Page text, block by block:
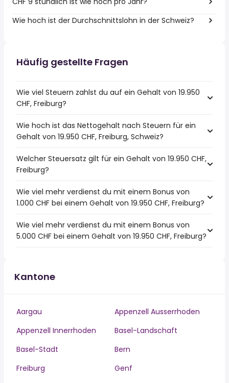
Wie hoch ist der Durchschnittslohn in der Schweiz?
Häufig gestellte Fragen
Wie viel Steuern zahlst du auf ein Gehalt von 19.950
CHF, Freiburg?
Wie hoch ist das Nettogehalt nach Steuern für ein
Gehalt von 19.950 CHF, Freiburg, Schweiz?
Welcher Steuersatz gilt für ein Gehalt von 19.950 CHF,
Freiburg?
Wie viel mehr verdienst du mit einem Bonus von
1.000 CHF bei einem Gehalt von 19.950 CHF, Freiburg?
Wie viel mehr verdienst du mit einem Bonus von
5.000 CHF bei einem Gehalt von 19.950 CHF, Freiburg?
Kantone
Aargau
Appenzell Ausserrhoden
Appenzell Innerrhoden
Basel-Landschaft
Basel-Stadt
Bern
Freiburg
Genf